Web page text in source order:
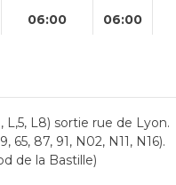
06:00 06:00
L,5, L8) sortie rue de Lyon.
65, 87, 91, N02, N11, N16).
de la Bastille)